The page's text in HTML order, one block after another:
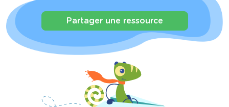
Partager une ressource